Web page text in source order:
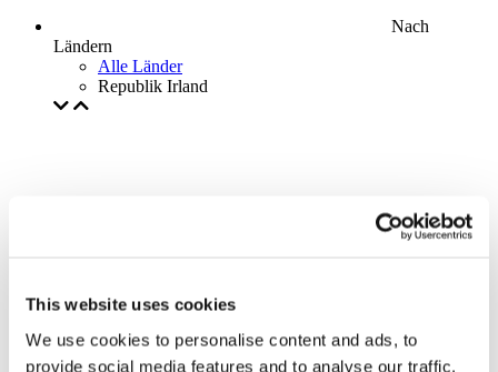
This website uses cookies
We use cookies to personalise content and ads, to
provide social media features and to analyse our traffic.
Nach
Ländern
Alle Länder
Republik Irland